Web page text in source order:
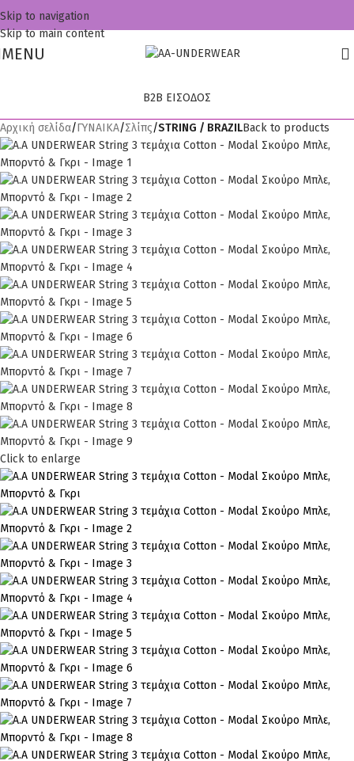
Skip to navigation
Skip to main content
MENU
B2B ΕΙΣΟΔΟΣ
Αρχική σελίδα ΓΥΝΑΙΚΑ Σλίπς STRING / BRAZILBack to products
Click to enlarge